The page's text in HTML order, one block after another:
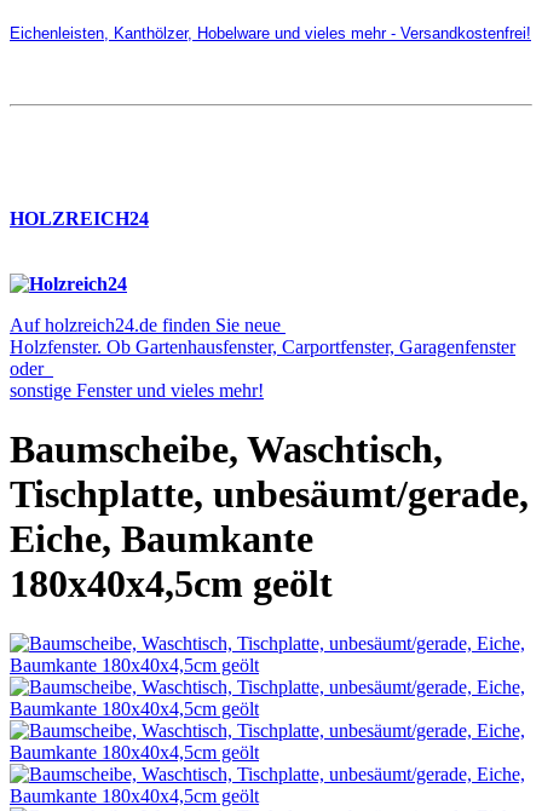
Eichenleisten, Kanthölzer, Hobelware und vieles mehr - Versandkostenfrei!
HOLZREICH24
Auf holzreich24.de finden Sie neue
Holzfenster. Ob Gartenhausfenster, Carportfenster, Garagenfenster
oder
sonstige Fenster und vieles mehr!
Baumscheibe, Waschtisch,
Tischplatte, unbesäumt/gerade,
Eiche, Baumkante
180x40x4,5cm geölt